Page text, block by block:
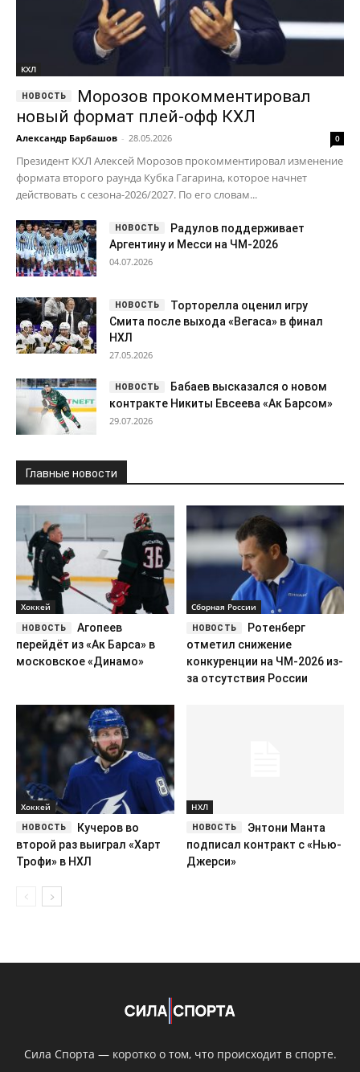
КХЛ
Морозов прокомментировал
новый формат плей-офф КХЛ
Александр Барбашов - 28.05.2026 0
Президент КХЛ Алексей Морозов прокомментировал изменение
формата второго раунда Кубка Гагарина, которое начнет
действовать с сезона-2026/2027. По его словам...
Радулов поддерживает
Аргентину и Месси на ЧМ-2026
04.07.2026
Торторелла оценил игру
Смита после выхода «Вегаса» в финал
НХЛ
27.05.2026
Бабаев высказался о новом
контракте Никиты Евсеева «Ак Барсом»
29.07.2026
Главные новости
Хоккей
Агопеев
перейдёт из «Ак Барса» в
московское «Динамо»
Сборная России
Ротенберг
отметил снижение
конкуренции на ЧМ-2026 из-
за отсутствия России
Хоккей
Кучеров во
второй раз выиграл «Харт
Трофи» в НХЛ
НХЛ
Энтони Манта
подписал контракт с «Нью-
Джерси»
Сила Спорта — коротко о том, что происходит в спорте.